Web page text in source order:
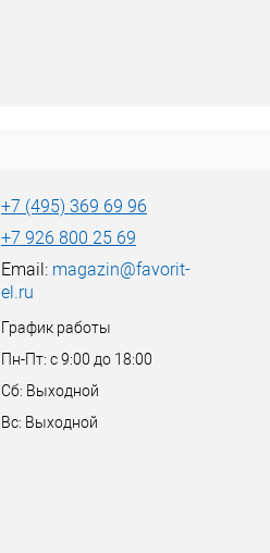
+7 (495) 369 69 96
+7 926 800 25 69
Email: magazin@favorit-
el.ru
График работы
Пн-Пт: с 9:00 до 18:00
Сб: Выходной
Вс: Выходной